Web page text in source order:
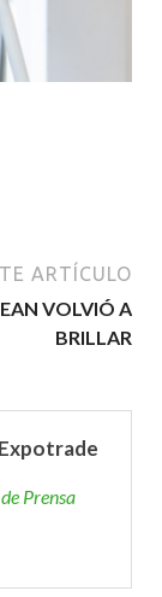
ARTÍCULO
VOLVIÓ A
BRILLAR
Prensa